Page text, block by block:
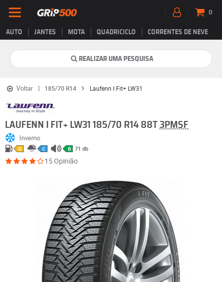
AUTO JANTES MOTA QUADRICICLO CORRENTES DE NEVE
0
REALIZAR UMA PESQUISA
Voltar 185/70 R14 Laufenn I Fit+ LW31
LAUFENN I FIT+ LW31 185/70 R14 88T 3PMSF
Inverno
D C B 71 db
15 Opinião